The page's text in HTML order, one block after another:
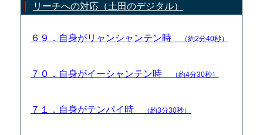
リーチへの対応（土田のデジタル）
６９．自身がリャンシャンテン時 （約2分40秒）
７０．自身がイーシャンテン時 （約4分30秒）
７１．自身がテンパイ時 （約3分30秒）